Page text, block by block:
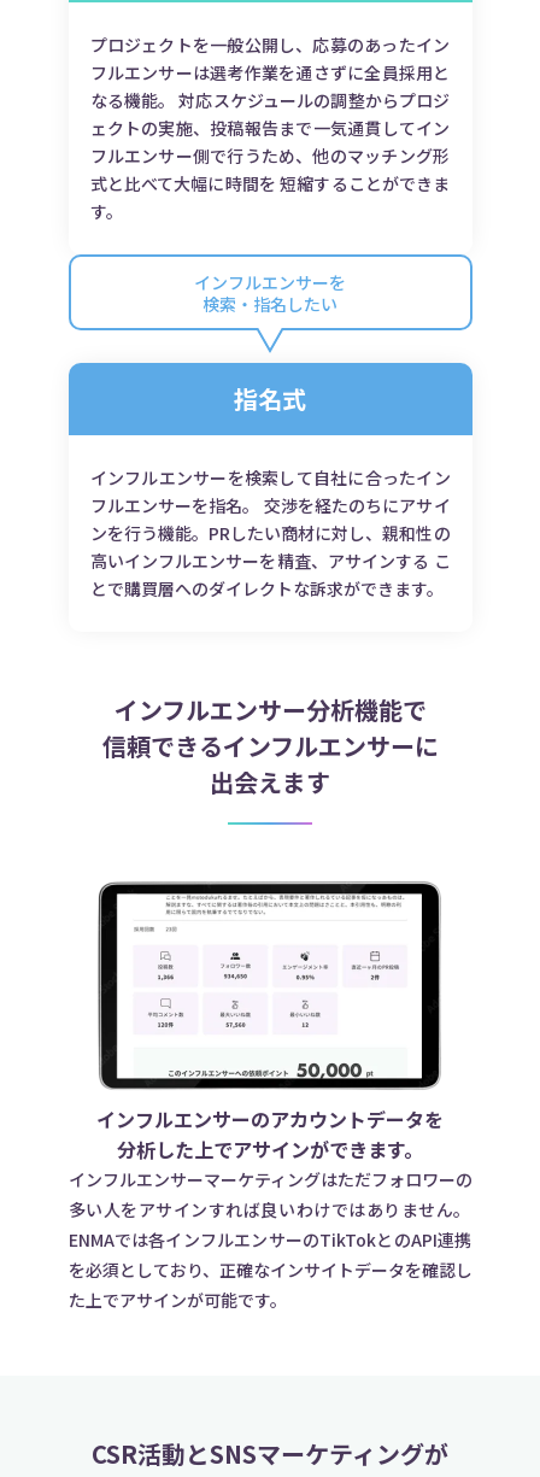
プロジェクトを一般公開し、応募のあったイン
フルエンサーは選考作業を通さずに全員採用と
なる機能。 対応スケジュールの調整からプロジ
ェクトの実施、投稿報告まで一気通貫してイン
フルエンサー側で行うため、他のマッチング形
式と比べて大幅に時間を 短縮することができま
す。
インフルエンサーを
検索・指名したい
指名式
インフルエンサーを検索して自社に合ったイン
フルエンサーを指名。 交渉を経たのちにアサイ
ンを行う機能。PRしたい商材に対し、親和性の
高いインフルエンサーを精査、アサインする こ
とで購買層へのダイレクトな訴求ができます。
インフルエンサー分析機能で
信頼できるインフルエンサーに
出会えます
インフルエンサーのアカウントデータを
分析した上でアサインができます。
インフルエンサーマーケティングはただフォロワーの
多い人をアサインすれば良いわけではありません。
ENMAでは各インフルエンサーのTikTokとのAPI連携
を必須としており、正確なインサイトデータを確認し
た上でアサインが可能です。
CSR活動とSNSマーケティングが